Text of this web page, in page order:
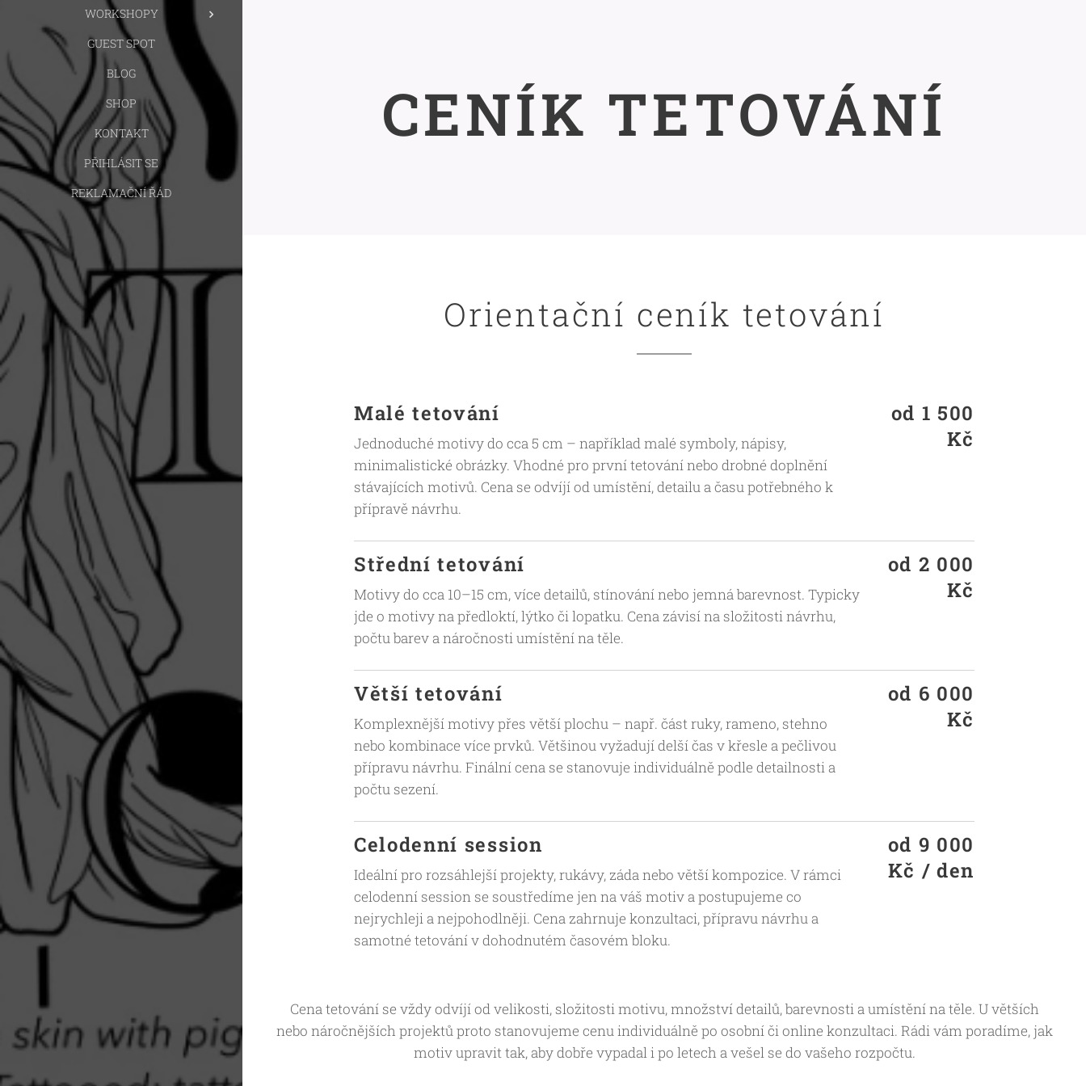
WORKSHOPY
GUEST SPOT
BLOG
SHOP
KONTAKT
PŘIHLÁSIT SE
REKLAMAČNÍ ŘÁD
CENÍK TETOVÁNÍ
Orientační ceník tetování
Malé tetování
Jednoduché motivy do cca 5 cm – například malé symboly, nápisy,
minimalistické obrázky. Vhodné pro první tetování nebo drobné doplnění
stávajících motivů. Cena se odvíjí od umístění, detailu a času potřebného k
přípravě návrhu.
od 1 500
Kč
Střední tetování
Motivy do cca 10–15 cm, více detailů, stínování nebo jemná barevnost. Typicky
jde o motivy na předloktí, lýtko či lopatku. Cena závisí na složitosti návrhu,
počtu barev a náročnosti umístění na těle.
od 2 000
Kč
Větší tetování
Komplexnější motivy přes větší plochu – např. část ruky, rameno, stehno
nebo kombinace více prvků. Většinou vyžadují delší čas v křesle a pečlivou
přípravu návrhu. Finální cena se stanovuje individuálně podle detailnosti a
počtu sezení.
od 6 000
Kč
Celodenní session
Ideální pro rozsáhlejší projekty, rukávy, záda nebo větší kompozice. V rámci
celodenní session se soustředíme jen na váš motiv a postupujeme co
nejrychleji a nejpohodlněji. Cena zahrnuje konzultaci, přípravu návrhu a
samotné tetování v dohodnutém časovém bloku.
od 9 000
Kč / den
Cena tetování se vždy odvíjí od velikosti, složitosti motivu, množství detailů, barevnosti a umístění na těle. U větších
nebo náročnějších projektů proto stanovujeme cenu individuálně po osobní či online konzultaci. Rádi vám poradíme, jak
motiv upravit tak, aby dobře vypadal i po letech a vešel se do vašeho rozpočtu.